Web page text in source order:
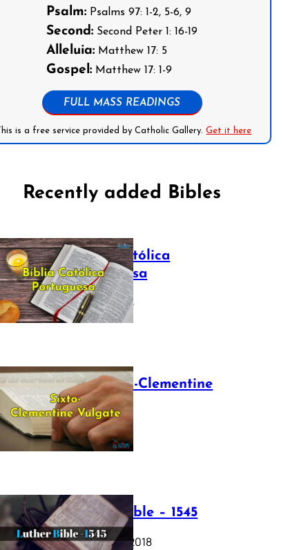
Psalm: Psalms 97: 1-2, 5-6, 9
Second: Second Peter 1: 16-19
Alleluia: Matthew 17: 5
Gospel: Matthew 17: 1-9
FULL MASS READINGS
is a free service provided by Catholic Gallery.Get it here
Recently added Bibles
Bíblia Católica
Portuguesa
July 16, 2025
The Sixto-Clementine
Vulgate
July 12, 2025
Luther Bible – 1545
October 17, 2018